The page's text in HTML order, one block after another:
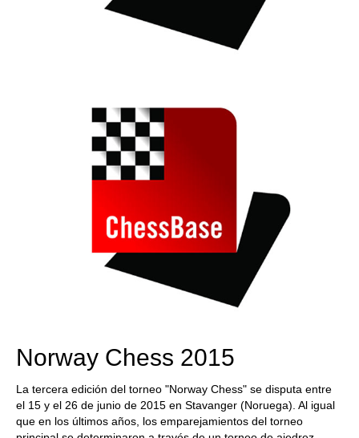
Norway Chess 2015
La tercera edición del torneo "Norway Chess" se disputa entre
el 15 y el 26 de junio de 2015 en Stavanger (Noruega). Al igual
que en los últimos años, los emparejamientos del torneo